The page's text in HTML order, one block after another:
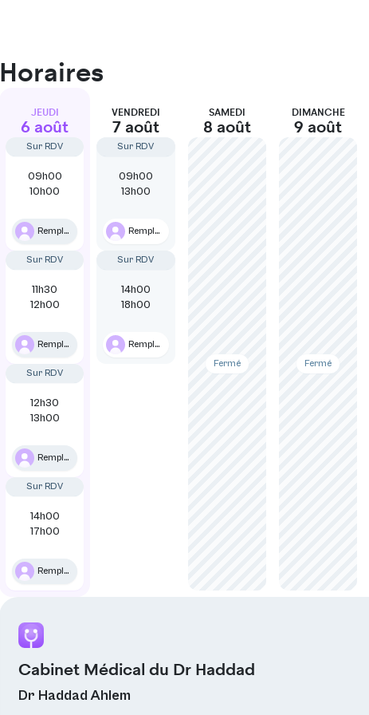
Horaires
JEUDI
6 août
Sur RDV
09h00
10h00
Remplaçant
Sur RDV
11h30
12h00
Remplaçant
Sur RDV
12h30
13h00
Remplaçant
Sur RDV
14h00
17h00
Remplaçant
VENDREDI
7 août
Sur RDV
09h00
13h00
Remplaçant
Sur RDV
14h00
18h00
Remplaçant
SAMEDI
8 août
Fermé
DIMANCHE
9 août
Fermé
Cabinet Médical du Dr Haddad
Dr Haddad Ahlem